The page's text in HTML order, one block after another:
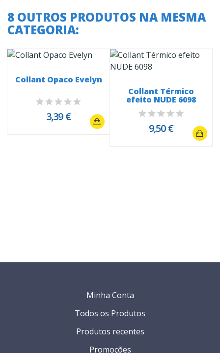
8 OUTROS PRODUTOS NA MESMA
CATEGORIA:
Collant Opaco Evelyn
3,39 €
Collant Térmico
efeito NUDE 6098
9,50 €
Minha Conta
Todos os Produtos
Produtos recentes
Promoções